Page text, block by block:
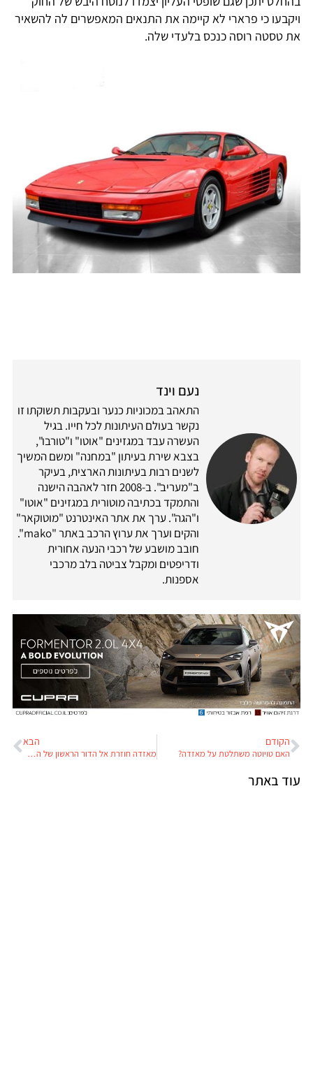
ויקבעו כי פרארי לא קיימה את התנאים המאפשרים לה להשאיר
את טסטה רוסה כנכס בלעדי שלה.
נעם וינד
התאהב במכוניות כנער ובעקבות תשוקתו זו
נקשר בעולם העיתונות לכל חייו. בגיל
העשרה עבד במגזינים "אוטו" ו"טורבו",
בצבא שירת בעיתון "במחנה" ומשם המשיך
לשנים רבות בעיתונות הארצית, בעיקר
ב"מעריב". ב-2008 חזר לאהבה הישנה
והתמקד בכתיבה מוטורית במגזינים "אוטו"
ו"הגה". ערך את אתר האינטרנט "מוטוקאר"
והקים וערך את ערוץ הרכב באתר "mako".
חובב מושבע של רכבי הנעה אחורית
ודריפטים ומקבל צביטה בלב מרכבי
אספנות.
הקודם
האם טויוטה משתלטת על מאזדה?
הבא
מאזדה חוזרת אל הדור הראשון של המיאטה MX5
עוד באתר